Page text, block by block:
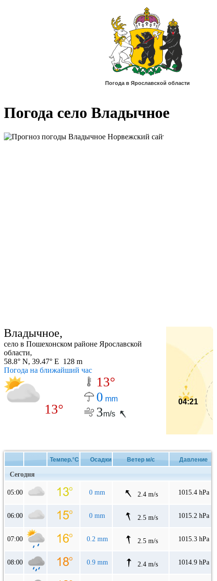
Погода село Владычное
Владычное,
село в Пошехонском районе Ярославской
области,
58.8° N, 39.47° E 128 m
Погода на ближайший час
13°
13°
0 mm
3m/s
04:21
Темпер.°C Осадки Ветер м/с Давление
Сегодня
05:00 0 mm 2.4 m/s 1015.4 hPa
06:00 0 mm 2.5 m/s 1015.2 hPa
07:00 0.2 mm 2.5 m/s 1015.3 hPa
08:00 0.9 mm 2.4 m/s 1014.9 hPa